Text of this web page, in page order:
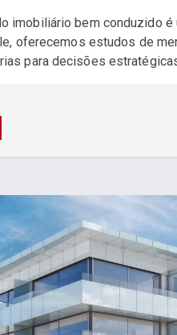
imobiliário bem conduzido
oferecemos estudos de
para decisões